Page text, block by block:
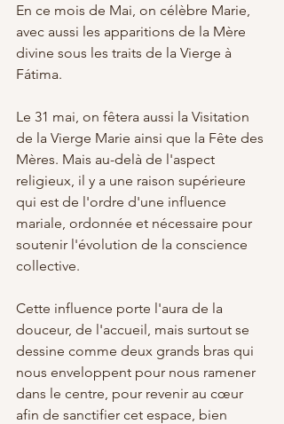
En ce mois de Mai, on célèbre Marie,
avec aussi les apparitions de la Mère
divine sous les traits de la Vierge à
Fátima.
Le 31 mai, on fêtera aussi la Visitation
de la Vierge Marie ainsi que la Fête des
Mères. Mais au-delà de l'aspect
religieux, il y a une raison supérieure
qui est de l'ordre d'une influence
mariale, ordonnée et nécessaire pour
soutenir l'évolution de la conscience
collective.
Cette influence porte l'aura de la
douceur, de l'accueil, mais surtout se
dessine comme deux grands bras qui
nous enveloppent pour nous ramener
dans le centre, pour revenir au cœur
afin de sanctifier cet espace, bien